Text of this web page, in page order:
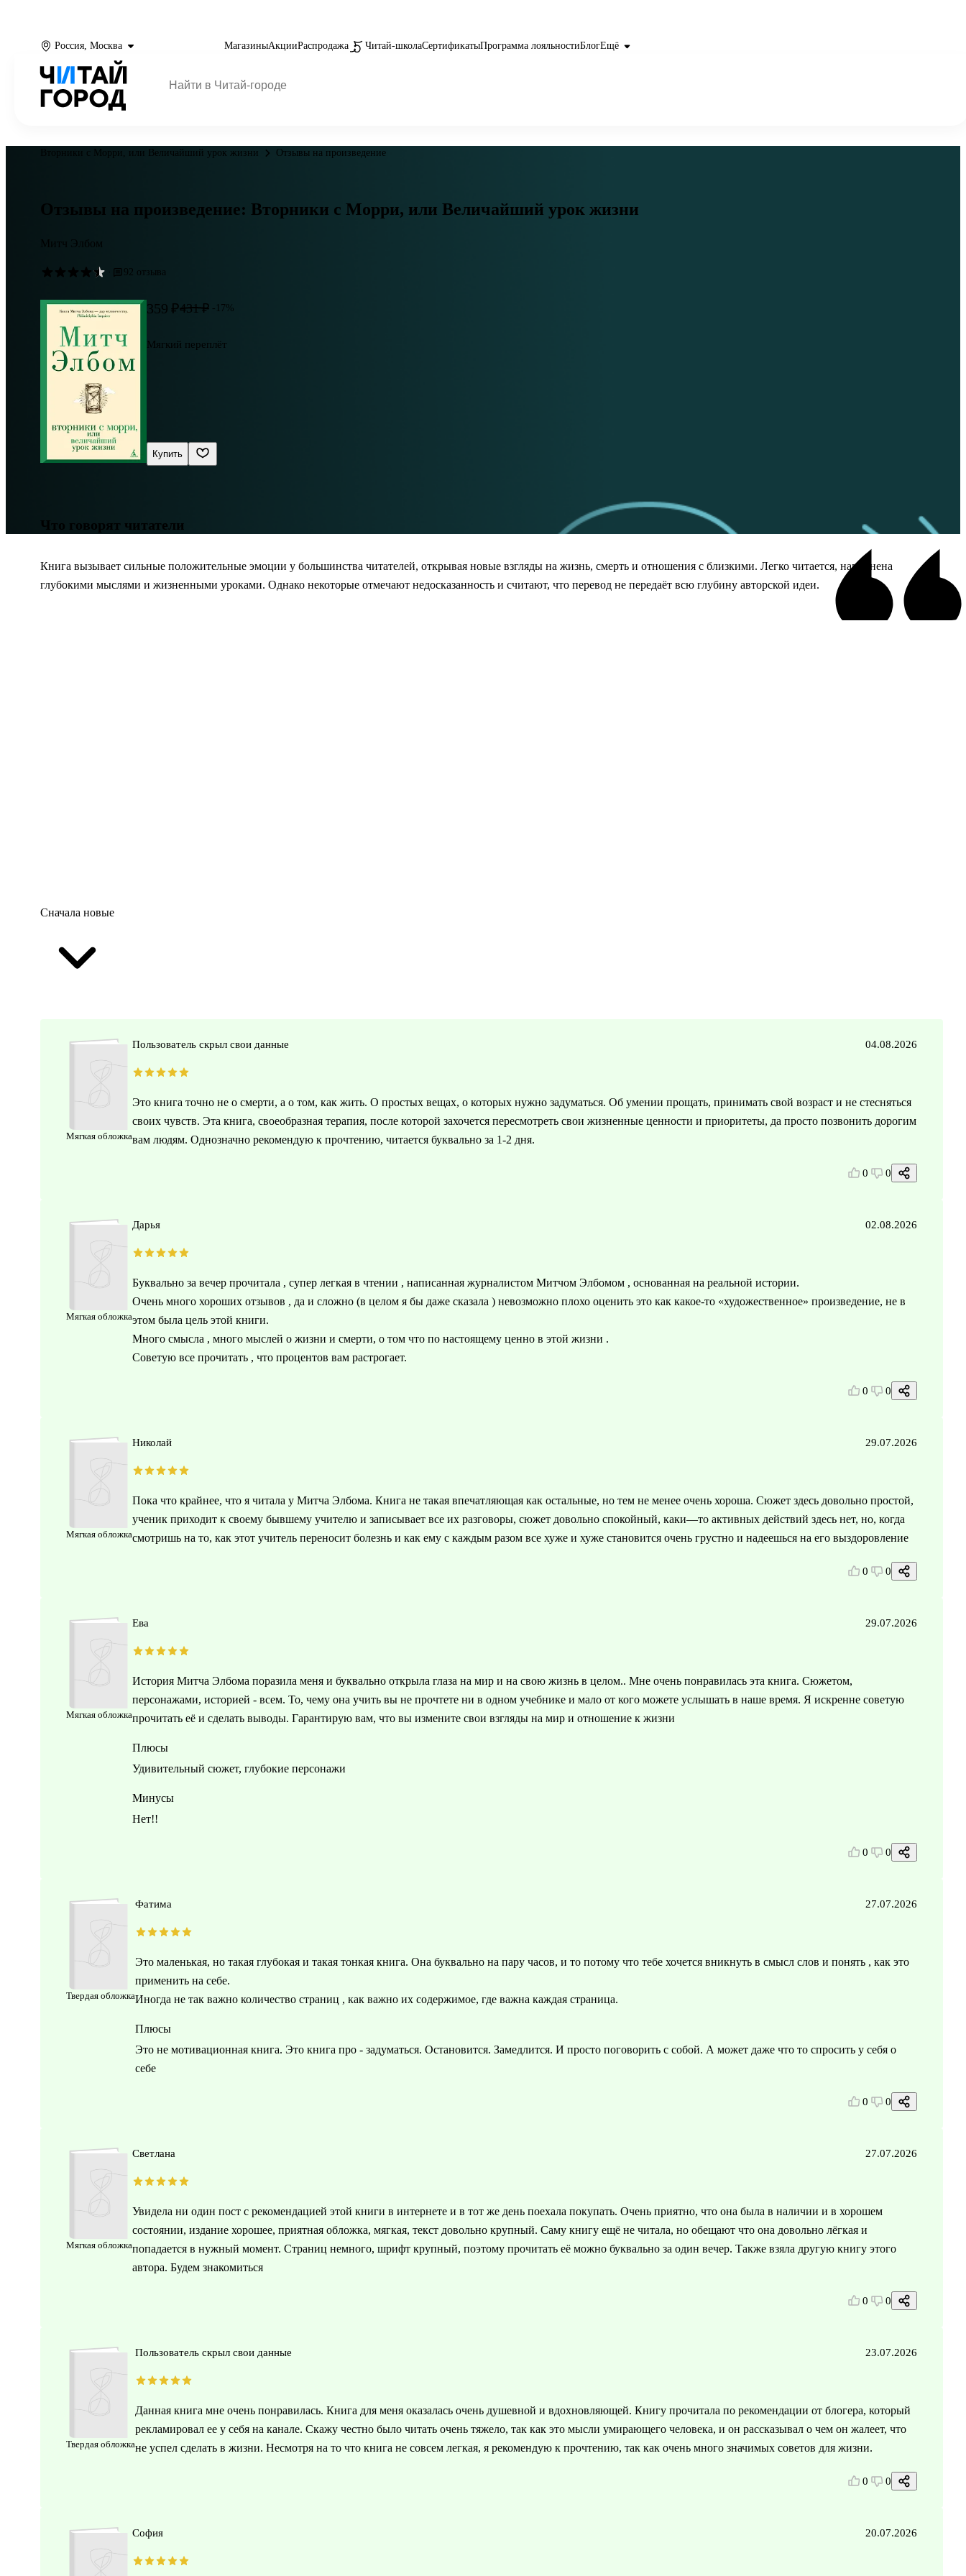
Россия, Москва МагазиныАкцииРаспродажа Читай-школаСертификатыПрограмма лояльностиБлогЕщё
Вторники с Морри, или Величайший урок жизни Отзывы на произведение
Отзывы на произведение: Вторники с Морри, или Величайший урок жизни
Митч Элбом
92 отзыва
359 ₽431 ₽ -17%
Мягкий переплёт
Купить
Что говорят читатели
Книга вызывает сильные положительные эмоции у большинства читателей, открывая новые взгляды на жизнь, смерть и отношения с близкими. Легко читается, наполнена
глубокими мыслями и жизненными уроками. Однако некоторые отмечают недосказанность и считают, что перевод не передаёт всю глубину авторской идеи.
Сначала новые
Мягкая обложка
Пользователь скрыл свои данные 04.08.2026
Это книга точно не о смерти, а о том, как жить. О простых вещах, о которых нужно задуматься. Об умении прощать, принимать свой возраст и не стесняться
своих чувств. Эта книга, своеобразная терапия, после которой захочется пересмотреть свои жизненные ценности и приоритеты, да просто позвонить дорогим
вам людям. Однозначно рекомендую к прочтению, читается буквально за 1-2 дня.
0 0
Мягкая обложка
Дарья 02.08.2026
Буквально за вечер прочитала , супер легкая в чтении , написанная журналистом Митчом Элбомом , основанная на реальной истории.
Очень много хороших отзывов , да и сложно (в целом я бы даже сказала ) невозможно плохо оценить это как какое-то «художественное» произведение, не в
этом была цель этой книги.
Много смысла , много мыслей о жизни и смерти, о том что по настоящему ценно в этой жизни .
Советую все прочитать , что процентов вам растрогает.
0 0
Мягкая обложка
Николай 29.07.2026
Пока что крайнее, что я читала у Митча Элбома. Книга не такая впечатляющая как остальные, но тем не менее очень хороша. Сюжет здесь довольно простой,
ученик приходит к своему бывшему учителю и записывает все их разговоры, сюжет довольно спокойный, каки—то активных действий здесь нет, но, когда
смотришь на то, как этот учитель переносит болезнь и как ему с каждым разом все хуже и хуже становится очень грустно и надеешься на его выздоровление
0 0
Мягкая обложка
Ева 29.07.2026
История Митча Элбома поразила меня и буквально открыла глаза на мир и на свою жизнь в целом.. Мне очень понравилась эта книга. Сюжетом,
персонажами, историей - всем. То, чему она учить вы не прочтете ни в одном учебнике и мало от кого можете услышать в наше время. Я искренне советую
прочитать её и сделать выводы. Гарантирую вам, что вы измените свои взгляды на мир и отношение к жизни
Плюсы
Удивительный сюжет, глубокие персонажи
Минусы
Нет!!
0 0
Твердая обложка
Фатима 27.07.2026
Это маленькая, но такая глубокая и такая тонкая книга. Она буквально на пару часов, и то потому что тебе хочется вникнуть в смысл слов и понять , как это
применить на себе.
Иногда не так важно количество страниц , как важно их содержимое, где важна каждая страница.
Плюсы
Это не мотивационная книга. Это книга про - задуматься. Остановится. Замедлится. И просто поговорить с собой. А может даже что то спросить у себя о
себе
0 0
Мягкая обложка
Светлана 27.07.2026
Увидела ни один пост с рекомендацией этой книги в интернете и в тот же день поехала покупать. Очень приятно, что она была в наличии и в хорошем
состоянии, издание хорошее, приятная обложка, мягкая, текст довольно крупный. Саму книгу ещё не читала, но обещают что она довольно лёгкая и
попадается в нужный момент. Страниц немного, шрифт крупный, поэтому прочитать её можно буквально за один вечер. Также взяла другую книгу этого
автора. Будем знакомиться
0 0
Твердая обложка
Пользователь скрыл свои данные 23.07.2026
Данная книга мне очень понравилась. Книга для меня оказалась очень душевной и вдохновляющей. Книгу прочитала по рекомендации от блогера, который
рекламировал ее у себя на канале. Скажу честно было читать очень тяжело, так как это мысли умирающего человека, и он рассказывал о чем он жалеет, что
не успел сделать в жизни. Несмотря на то что книга не совсем легкая, я рекомендую к прочтению, так как очень много значимых советов для жизни.
0 0
София 20.07.2026